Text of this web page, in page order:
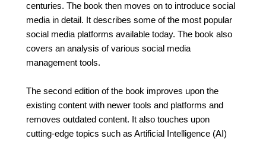
centuries. The book then moves on to introduce social
media in detail. It describes some of the most popular
social media platforms available today. The book also
covers an analysis of various social media
management tools.
The second edition of the book improves upon the
existing content with newer tools and platforms and
removes outdated content. It also touches upon
cutting-edge topics such as Artificial Intelligence (AI)